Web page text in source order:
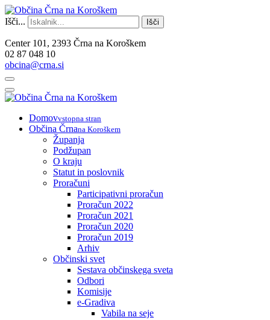
Išči... Išči
Center 101, 2393 Črna na Koroškem
02 87 048 10
obcina@crna.si
Domovvstopna stran
Občina Črnana Koroškem
Županja
Podžupan
O kraju
Statut in poslovnik
Proračuni
Participativni proračun
Proračun 2022
Proračun 2021
Proračun 2020
Proračun 2019
Arhiv
Občinski svet
Sestava občinskega sveta
Odbori
Komisije
e-Gradiva
Vabila na seje